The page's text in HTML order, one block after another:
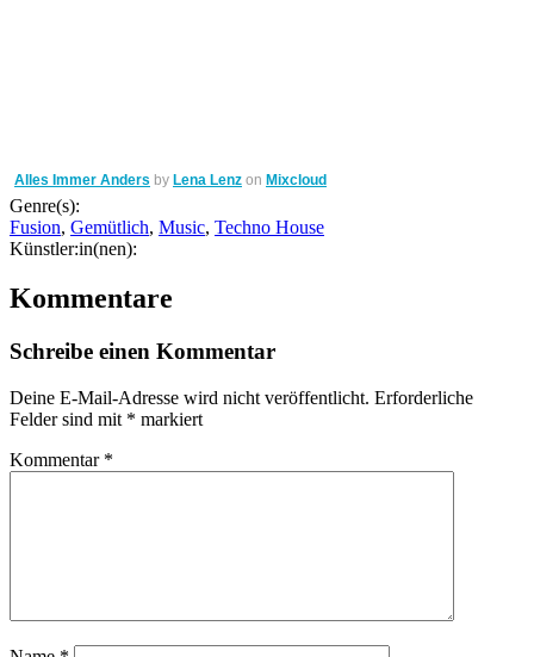
Alles Immer Anders by Lena Lenz on Mixcloud
Genre(s):
Fusion, Gemütlich, Music, Techno House
Künstler:in(nen):
Kommentare
Schreibe einen Kommentar
Deine E-Mail-Adresse wird nicht veröffentlicht. Erforderliche
Felder sind mit * markiert
Kommentar *